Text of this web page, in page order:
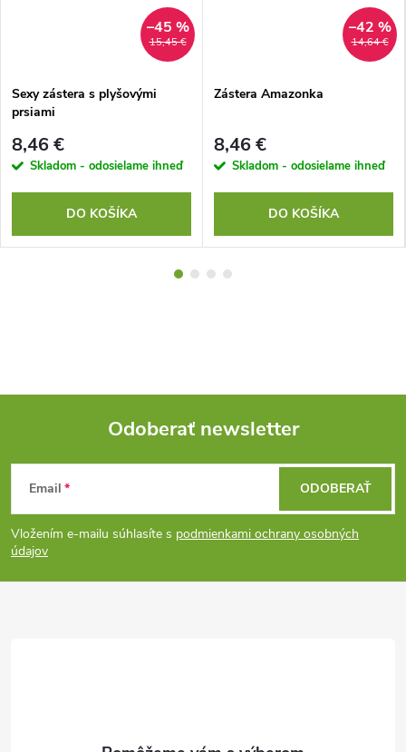
15,45 €
–45 %
Sexy zástera s plyšovými
prsiami
8,46 €
Skladom - odosielame ihneď
DO KOŠÍKA
14,64 €
–42 %
Zástera Amazonka
8,46 €
Skladom - odosielame ihneď
DO KOŠÍKA
Z
á
p
Odoberať newsletter
Email
Vložením e-mailu súhlasíte s podmienkami ochrany osobných
údajov
ODOBERAŤ